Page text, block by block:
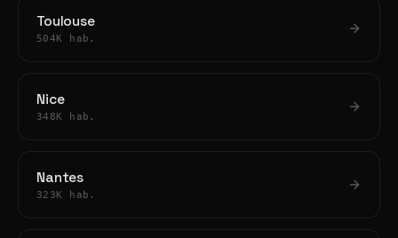
Toulouse
504K hab.
Nice
348K hab.
Nantes
323K hab.